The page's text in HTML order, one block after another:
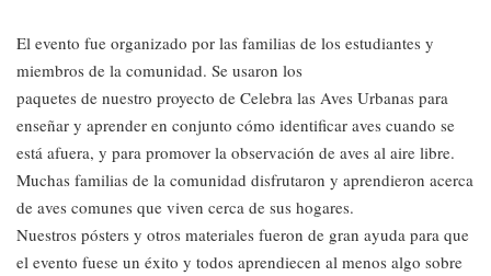
El evento fue organizado por las familias de los estudiantes y
miembros de la comunidad. Se usaron los
paquetes de nuestro proyecto de Celebra las Aves Urbanas para
enseñar y aprender en conjunto cómo identificar aves cuando se
está afuera, y para promover la observación de aves al aire libre.
Muchas familias de la comunidad disfrutaron y aprendieron acerca
de aves comunes que viven cerca de sus hogares.
Nuestros pósters y otros materiales fueron de gran ayuda para que
el evento fuese un éxito y todos aprendiecen al menos algo sobre